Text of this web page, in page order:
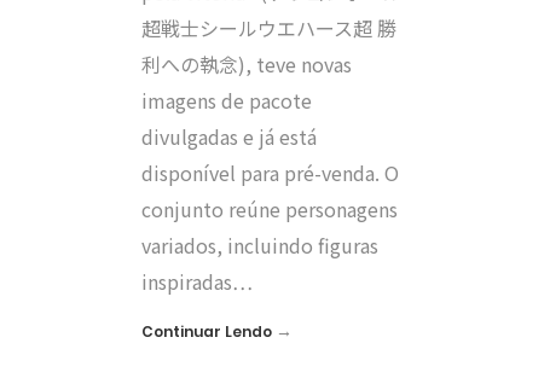
超戦士シールウエハース超 勝
利への執念), teve novas
imagens de pacote
divulgadas e já está
disponível para pré-venda. O
conjunto reúne personagens
variados, incluindo figuras
inspiradas…
Continuar Lendo →